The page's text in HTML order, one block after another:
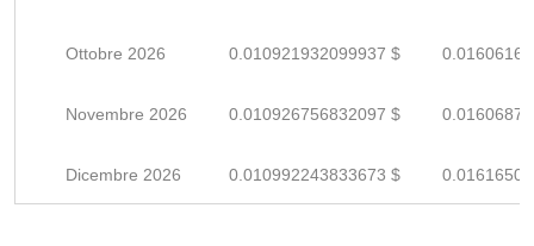
Ottobre 2026 0.010921932099937 $
Novembre 2026 0.010926756832097 $
Dicembre 2026 0.010992243833673 $